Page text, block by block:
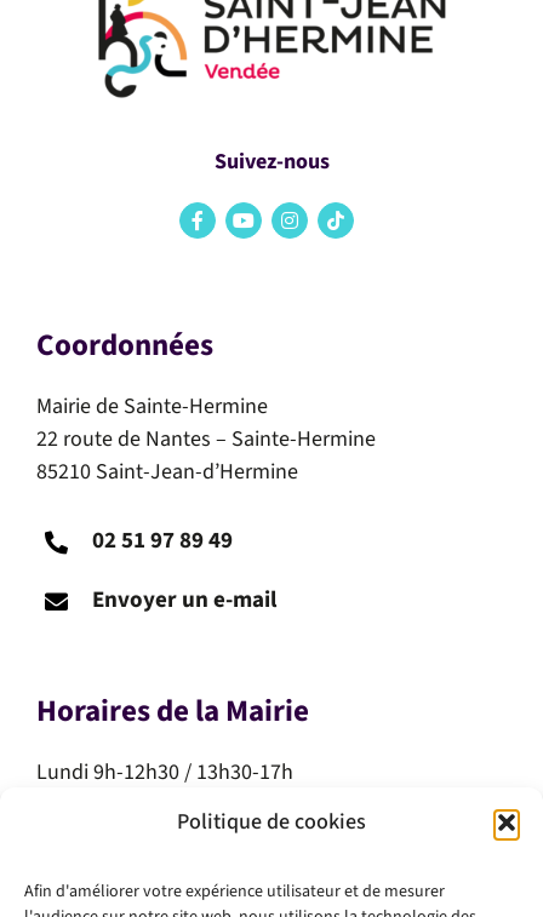
Politique de cookies
Afin d'améliorer votre expérience utilisateur et de mesurer
Suivez-nous
Coordonnées
Mairie de Sainte-Hermine
22 route de Nantes – Sainte-Hermine
85210 Saint-Jean-d’Hermine
02 51 97 89 49
Envoyer un e-mail
Horaires de la Mairie
Lundi 9h-12h30 / 13h30-17h
Mercredi 9h-12h30
Vendredi 9h-12h30 / 13h30-17h